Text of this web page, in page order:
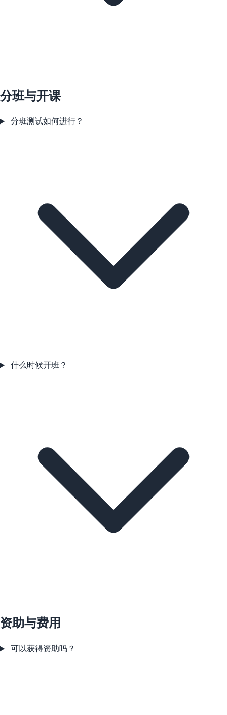
分班与开课
分班测试如何进行？
什么时候开班？
资助与费用
可以获得资助吗？